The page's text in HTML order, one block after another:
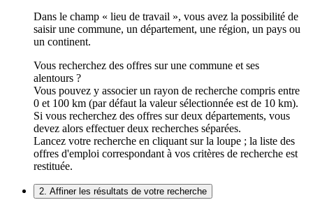
Dans le champ « lieu de travail », vous avez la possibilité de
saisir une commune, un département, une région, un pays ou
un continent.
Vous recherchez des offres sur une commune et ses
alentours ?
Vous pouvez y associer un rayon de recherche compris entre
0 et 100 km (par défaut la valeur sélectionnée est de 10 km).
Si vous recherchez des offres sur deux départements, vous
devez alors effectuer deux recherches séparées.
Lancez votre recherche en cliquant sur la loupe ; la liste des
offres d'emploi correspondant à vos critères de recherche est
restituée.
2. Affiner les résultats de votre recherche